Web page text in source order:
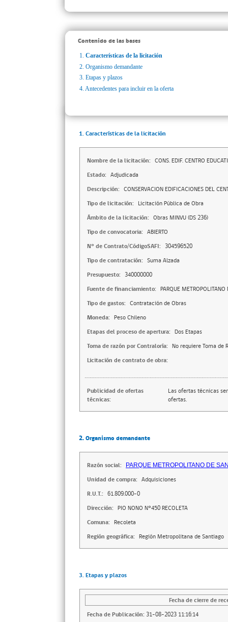
Contenido de las bases
1. Características de la licitación
2. Organismo demandante
3. Etapas y plazos
4. Antecedentes para incluir en la oferta
1. Características de la licitación
Nombre de la licitación: CONS. EDIF. CENTRO
Estado: Adjudicada
Descripción: CONSERVACION EDIFICACIONES DEL
Tipo de licitación: Licitación Pública de Obra
Ámbito de la licitación: Obras MINVU (DS 236)
Tipo de convocatoria: ABIERTO
N° de Contrato/CódigoSAFI: 304596520
Tipo de contratación: Suma Alzada
Presupuesto: 340000000
Fuente de financiamiento: PARQUE METROPOLITANO
Tipo de gastos: Contratación de Obras
Moneda: Peso Chileno
Etapas del proceso de apertura: Dos Etapas
Toma de razón por Contraloría: No requiere Toma de
Licitación de contrato de obra:
Publicidad de ofertas
técnicas:
Las ofertas técnicas
ofertas.
2. Organismo demandante
Razón social: PARQUE METROPOLITANO DE
Unidad de compra: Adquisiciones
R.U.T.: 61.809.000-0
Dirección: PIO NONO N°450 RECOLETA
Comuna: Recoleta
Región geográfica: Región Metropolitana de Santiago
3. Etapas y plazos
Fecha de cierre de
Fecha de Publicación: 31-08-2023 11:16:14